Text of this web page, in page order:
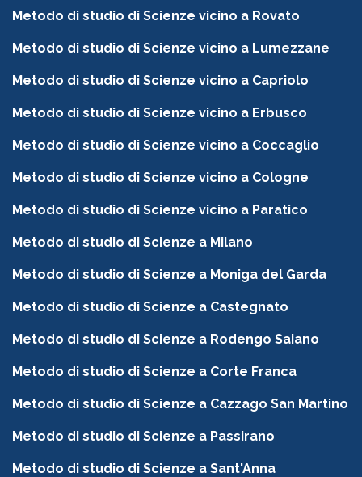
Metodo di studio di Scienze vicino a Rovato
Metodo di studio di Scienze vicino a Lumezzane
Metodo di studio di Scienze vicino a Capriolo
Metodo di studio di Scienze vicino a Erbusco
Metodo di studio di Scienze vicino a Coccaglio
Metodo di studio di Scienze vicino a Cologne
Metodo di studio di Scienze vicino a Paratico
Metodo di studio di Scienze a Milano
Metodo di studio di Scienze a Moniga del Garda
Metodo di studio di Scienze a Castegnato
Metodo di studio di Scienze a Rodengo Saiano
Metodo di studio di Scienze a Corte Franca
Metodo di studio di Scienze a Cazzago San Martino
Metodo di studio di Scienze a Passirano
Metodo di studio di Scienze a Sant'Anna